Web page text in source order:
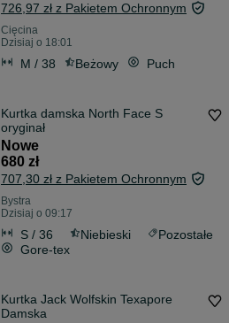
726,97 zł z Pakietem Ochronnym
Cięcina
Dzisiaj o 18:01
M / 38 Beżowy Puch
Kurtka damska North Face S
oryginał
Nowe
680 zł
707,30 zł z Pakietem Ochronnym
Bystra
Dzisiaj o 09:17
S / 36 Niebieski
Pozostałe
Gore-tex
Kurtka Jack Wolfskin Texapore
Damska